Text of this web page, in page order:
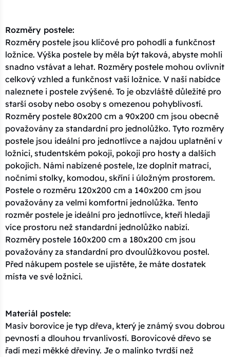
Rozměry postele:
Rozměry postele jsou klíčové pro pohodlí a funkčnost
ložnice. Výška postele by měla být taková, abyste mohli
snadno vstávat a lehat. Rozměry postele mohou ovlivnit
celkový vzhled a funkčnost vaší ložnice. V naší nabídce
naleznete i postele zvýšené. To je obzvláště důležité pro
starší osoby nebo osoby s omezenou pohyblivostí.
Rozměry postele 80x200 cm a 90x200 cm jsou obecně
považovány za standardní pro jednolůžko. Tyto rozměry
postele jsou ideální pro jednotlivce a najdou uplatnění v
ložnici, studentském pokoji, pokoji pro hosty a dalších
pokojích. Námi nabízené postele, lze doplnit matrací,
nočními stolky, komodou, skříní i úložným prostorem.
Postele o rozměru 120x200 cm a 140x200 cm jsou
považovány za velmi komfortní jednolůžka. Tento
rozměr postele je ideální pro jednotlivce, kteří hledají
více prostoru než standardní jednolůžko nabízí.
Rozměry postele 160x200 cm a 180x200 cm jsou
považovány za standardní pro dvoulůžkovou postel.
Před nákupem postele se ujistěte, že máte dostatek
místa ve své ložnici.
Materiál postele:
Masiv borovice je typ dřeva, který je známý svou dobrou
pevností a dlouhou trvanlivostí. Borovicové dřevo se
řadí mezi měkké dřeviny. Je o malinko tvrdší než